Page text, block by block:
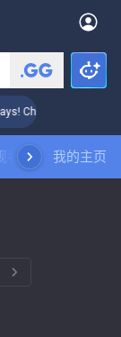
Coaching
看职业比赛数据统
我的主页